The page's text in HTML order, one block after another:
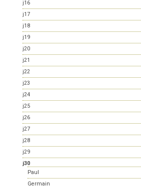
j16
j17
j18
j19
j20
j21
j22
j23
j24
j25
j26
j27
j28
j29
j30
Paul
Germain